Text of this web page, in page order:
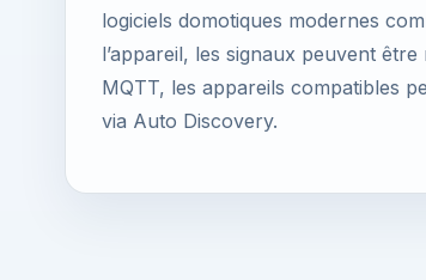
logiciels domotiques modernes
l’appareil, les signaux peuvent
MQTT, les appareils compatibles
via Auto Discovery.